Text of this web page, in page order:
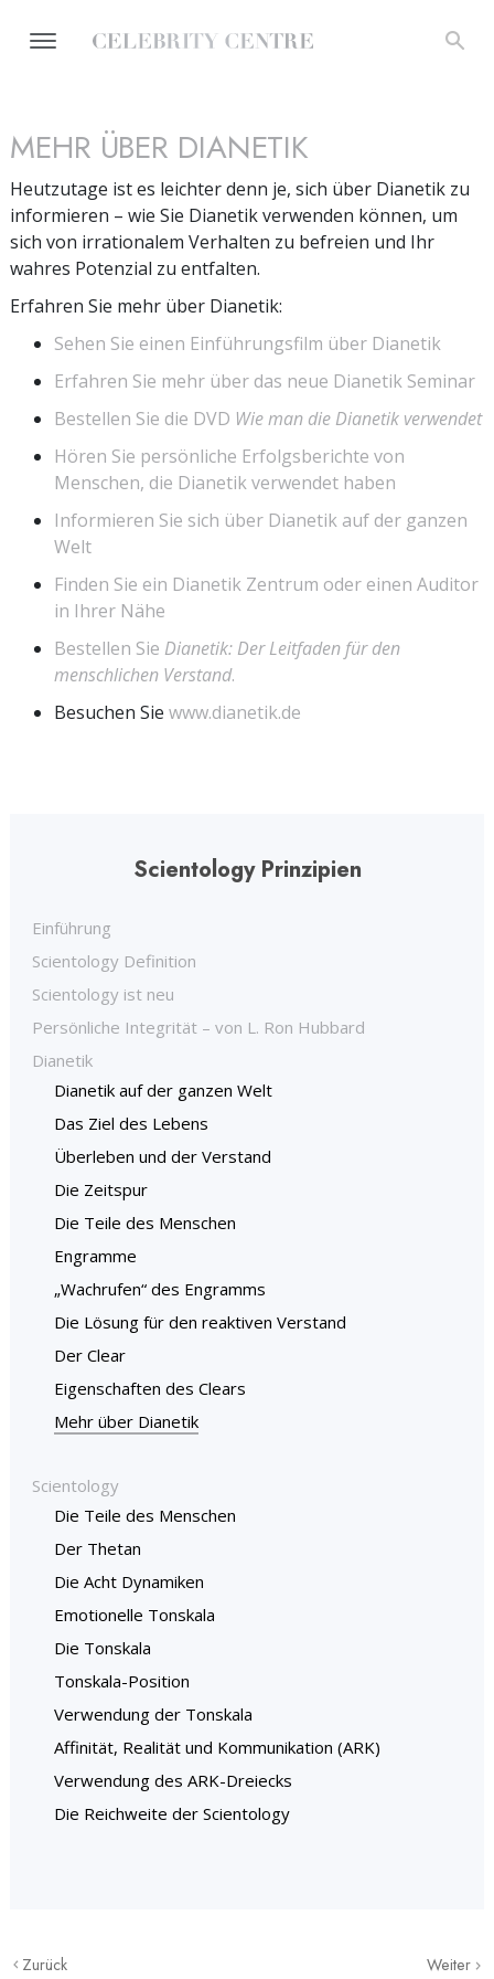
MEHR ÜBER DIANETIK
Heutzutage ist es leichter denn je, sich über Dianetik zu
informieren – wie Sie Dianetik verwenden können, um
sich von irrationalem Verhalten zu befreien und Ihr
wahres Potenzial zu entfalten.
Erfahren Sie mehr über Dianetik:
Sehen Sie einen Einführungsfilm über Dianetik
Erfahren Sie mehr über das neue Dianetik Seminar
Bestellen Sie die DVD Wie man die Dianetik verwendet
Hören Sie persönliche Erfolgsberichte von
Menschen, die Dianetik verwendet haben
Informieren Sie sich über Dianetik auf der ganzen
Welt
Finden Sie ein Dianetik Zentrum oder einen Auditor
in Ihrer Nähe
Bestellen Sie Dianetik: Der Leitfaden für den
menschlichen Verstand.
Besuchen Sie www.dianetik.de
Scientology Prinzipien
Einführung
Scientology Definition
Scientology ist neu
Persönliche Integrität – von L. Ron Hubbard
Dianetik
Dianetik auf der ganzen Welt
Das Ziel des Lebens
Überleben und der Verstand
Die Zeitspur
Die Teile des Menschen
Engramme
„Wachrufen“ des Engramms
Die Lösung für den reaktiven Verstand
Der Clear
Eigenschaften des Clears
Mehr über Dianetik
Scientology
Die Teile des Menschen
Der Thetan
Die Acht Dynamiken
Emotionelle Tonskala
Die Tonskala
Tonskala-Position
Verwendung der Tonskala
Affinität, Realität und Kommunikation (ARK)
Verwendung des ARK-Dreiecks
Die Reichweite der Scientology
Zurück Weiter